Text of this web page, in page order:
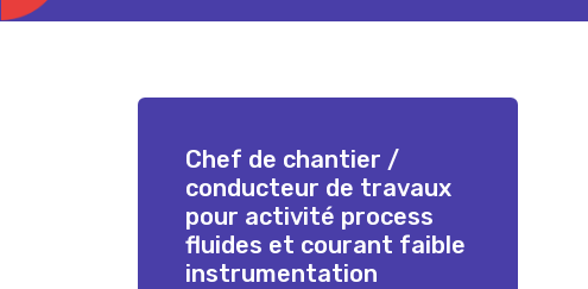
Chef de chantier /
conducteur de travaux
pour activité process
fluides et courant faible
instrumentation